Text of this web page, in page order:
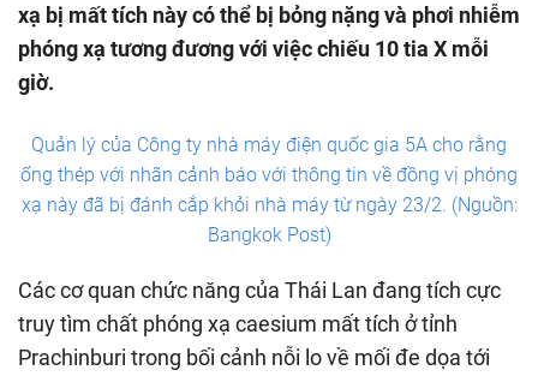
xạ bị mất tích này có thể bị bỏng nặng và phơi nhiễm
phóng xạ tương đương với việc chiếu 10 tia X mỗi
giờ.
Quản lý của Công ty nhà máy điện quốc gia 5A cho rằng
ống thép với nhãn cảnh báo với thông tin về đồng vị phóng
xạ này đã bị đánh cắp khỏi nhà máy từ ngày 23/2. (Nguồn:
Bangkok Post)
Các cơ quan chức năng của Thái Lan đang tích cực
truy tìm chất phóng xạ caesium mất tích ở tỉnh
Prachinburi trong bối cảnh nỗi lo về mối đe dọa tới